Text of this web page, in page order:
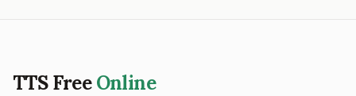
TTS FreeOnline